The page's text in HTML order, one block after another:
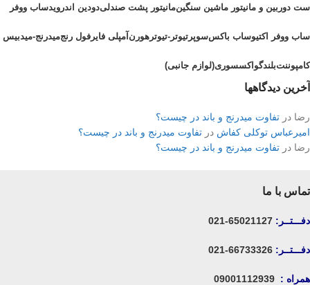
ست دوربین و مانیتور ماشین سنگینمانیتور پشت صندلیدودین اندرویدساب ووفر
ساب ووفر اکتیوساب باکسسوپرتیوتر-تیوتر هورنآمپلی فایر فول رنجمیدرنج-میدبیس
کامپوننتبلندگواکسسوری(لوازم جانبی)
آخرین دیدگاهها
رضا در تفاوت میدرنج و باند در چیست؟
امیرعباس توکلی کفاش در تفاوت میدرنج و باند در چیست؟
رضا در تفاوت میدرنج و باند در چیست؟
تماس با ما
دفـــتــر: 65021127-021
دفـــتــر: 66733326-021
همراه : 09001112939